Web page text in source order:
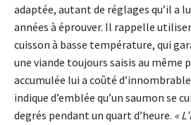
adaptée, autant de réglages qu’il a
années à éprouver. Il rappelle
cuisson à basse température, qui
une viande toujours saisis au même
accumulée lui a coûté
indique d’emblée qu’un saumon se
degrés pendant un quart d’heure. «